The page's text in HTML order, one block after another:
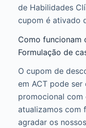
de Habilidades
cupom é ativado
Como funcionam
Formulação de
O cupom de
em ACT pode
promocional com
atualizamos com
agradar os